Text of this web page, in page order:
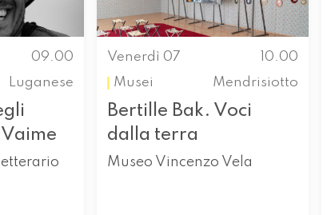
09.00
Luganese
Venerdì 07
10.00
Musei
Mendrisiotto
Bertille Bak. Voci
dalla terra
Museo Vincenzo Vela